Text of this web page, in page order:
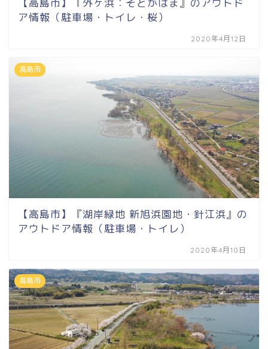
ア情報（駐車場・トイレ・桜）
2020年4月12日
高島市
【高島市】『湖岸緑地 新旭浜園地・針江浜』の
アウトドア情報（駐車場・トイレ）
2020年4月10日
高島市